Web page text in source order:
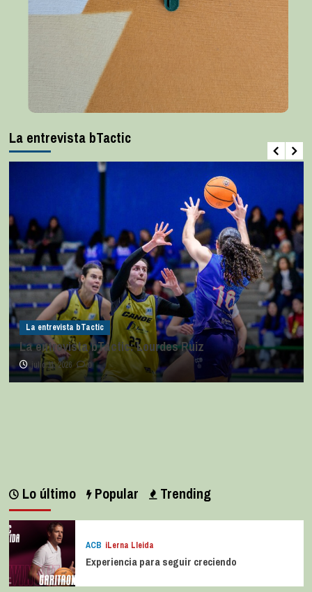
La entrevista bTactic
La entrevista bTactic
La entrevista bTactic: Lourdes Ruiz
julio 11, 2026 0
Lo último Popular Trending
ACB iLerna Lleida
Experiencia para seguir creciendo